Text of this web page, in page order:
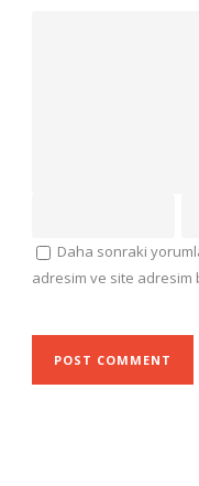
Daha sonraki
adresim ve site adresim